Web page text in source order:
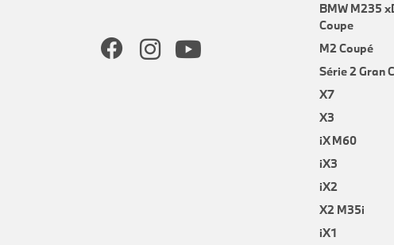
BMW M235
Coupe
M2 Coupé
Série 2 Gran
X7
X3
iX M60
iX3
iX2
X2 M35i
iX1